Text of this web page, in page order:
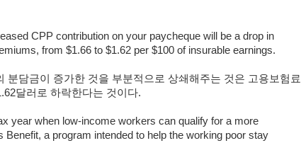
CPP contribution on your paycheque will be a drop in
from $1.66 to $1.62 per $100 of insurable earnings.
분담금이 증가한 것을 부분적으로 상쇄해주는 것은 고용보험료
달러로 하락한다는 것이다.
year when low-income workers can qualify for a more
Benefit, a program intended to help the working poor stay